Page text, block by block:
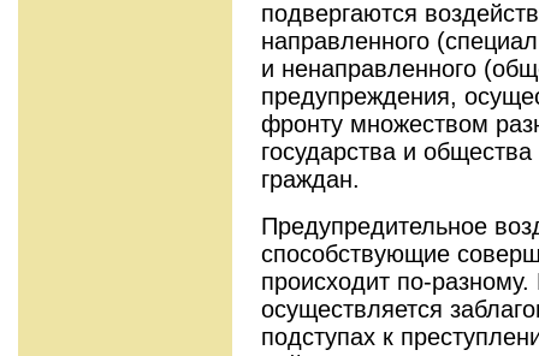
подвергаются
направленного
и ненаправленного
предупреждения,
фронту множеством
государства и
граждан.
Предупредительное
способствующие
происходит по-
осуществляется
подступах к